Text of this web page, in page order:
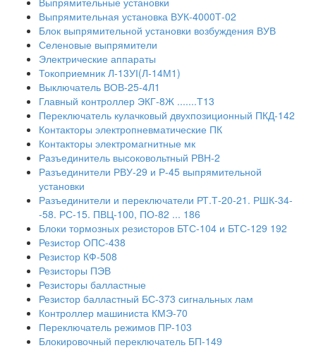
Выпрямительная установка ВУК-4000Т-02
Блок выпрямительной установки возбуждения ВУВ
Селеновые выпрямители
Электрические аппараты
Токоприемник Л-13УІ(Л-14М1)
Выключатель ВОВ-25-4Л1
Главный контроллер ЭКГ-8Ж .......Т13
Переключатель кулачковый двухпозиционный ПКД-142
Контакторы электропневматические ПК
Контакторы электромагнитные мк
Разъединитель высоковольтный РВН-2
Разъединители РВУ-29 и Р-45 выпрямительной
установки
Разъединители и переключатели РТ.Т-20-21. РШК-34-
-58. РС-15. ПВЦ-100, ПО-82 ... 186
Блоки тормозных резисторов БТС-104 и БТС-129 192
Резистор ОПС-438
Резистор КФ-508
Резисторы ПЭВ
Резисторы балластные
Резистор балластный БС-373 сигнальных лам
Контроллер машиниста КМЭ-70
Переключатель режимов ПР-103
Блокировочный переключатель БП-149